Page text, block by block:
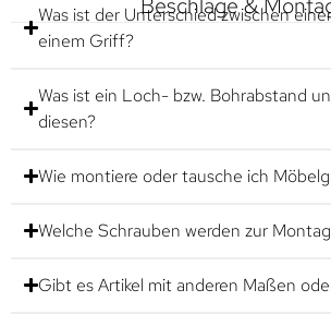
Was ist der Unterschied zwischen
einem Griff?
Was ist ein Loch- bzw. Bohrabstand
diesen?
Wie montiere oder tausche ich
Welche Schrauben werden zur
Gibt es Artikel mit anderen Maßen